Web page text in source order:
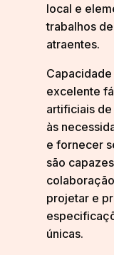
local e
trabalhos
atraentes.
excelente
artificiais
às
e fornecer
são
projetar e
únicas.